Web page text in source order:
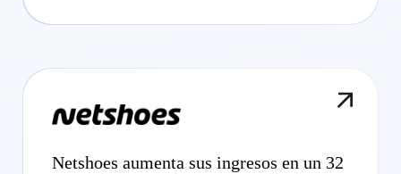
Netshoes aumenta sus ingresos en un 32